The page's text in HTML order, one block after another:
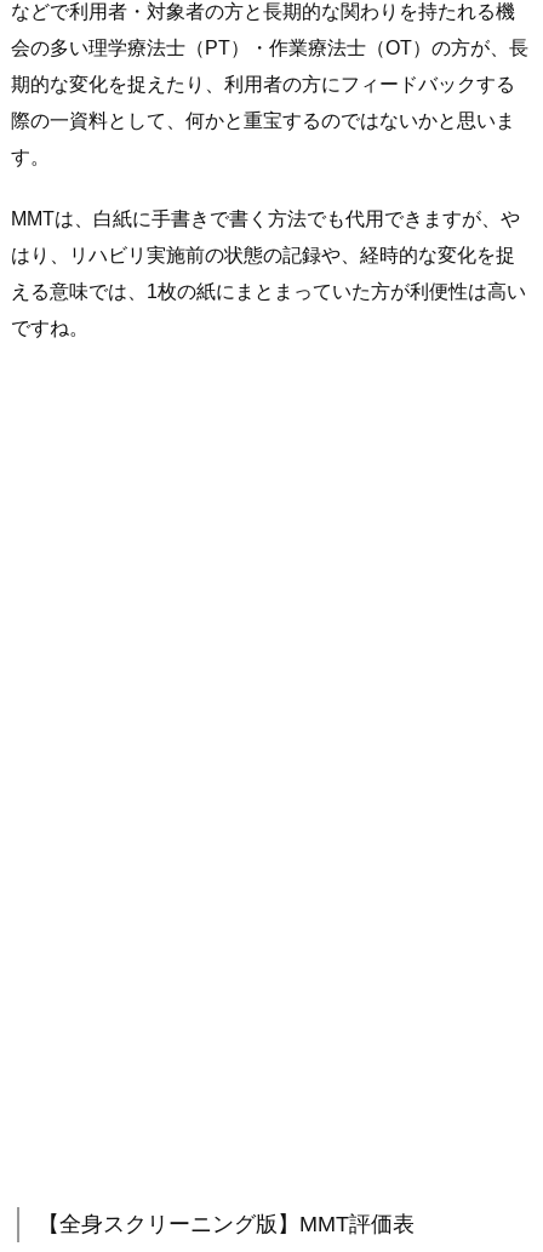
などで利用者・対象者の方と長期的な関わりを持たれる機
会の多い理学療法士（PT）・作業療法士（OT）の方が、長
期的な変化を捉えたり、利用者の方にフィードバックする
際の一資料として、何かと重宝するのではないかと思いま
す。
MMTは、白紙に手書きで書く方法でも代用できますが、や
はり、リハビリ実施前の状態の記録や、経時的な変化を捉
える意味では、1枚の紙にまとまっていた方が利便性は高い
ですね。
【全身スクリーニング版】MMT評価表